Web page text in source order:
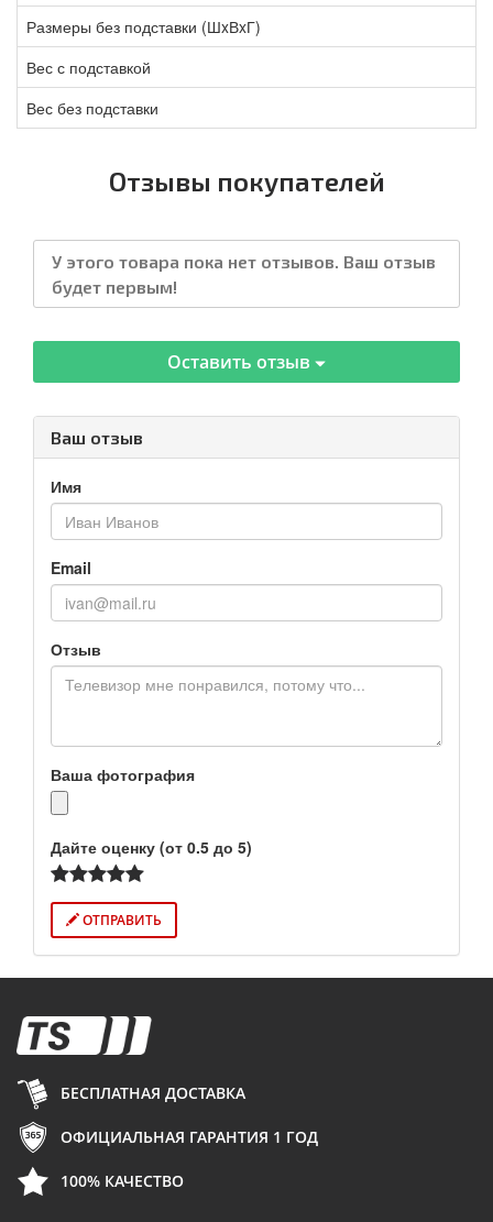
Размеры без подставки (ШxВxГ)
Вес с подставкой
Вес без подставки
Отзывы покупателей
У этого товара пока нет отзывов. Ваш отзыв
будет первым!
Оставить отзыв
Ваш отзыв
Имя
Email
Отзыв
Ваша фотография
Дайте оценку (от 0.5 до 5)
ОТПРАВИТЬ
БЕСПЛАТНАЯ ДОСТАВКА
ОФИЦИАЛЬНАЯ ГАРАНТИЯ 1 ГОД
100% КАЧЕСТВО